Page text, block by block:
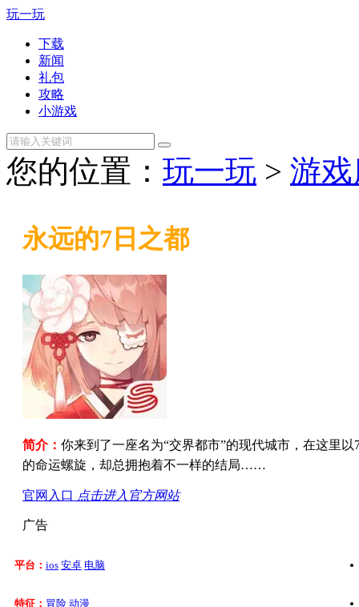
玩一玩
下载
新闻
礼包
攻略
小游戏
您的位置： 玩一玩 > 游
永远的7日之都
简介： 你来到了一座名为“交界都市”的现代城市，在这里
的命运螺旋，却总拥抱着不一样的结局……
官网入口 点击进入官方网站
广告
平台： ios 安卓 电脑
特征： 冒险 动漫